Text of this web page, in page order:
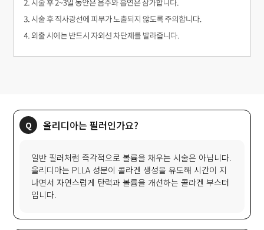
올리디아는 필러인가요?
일반 필러처럼 즉각적으로 볼륨을 채우는 시술은 아닙니다.
올리디아는 PLLA 성분이 콜라겐 생성을 유도해 시간이 지
나면서 자연스럽게 탄력과 볼륨을 개선하는 콜라겐 부스터
입니다.